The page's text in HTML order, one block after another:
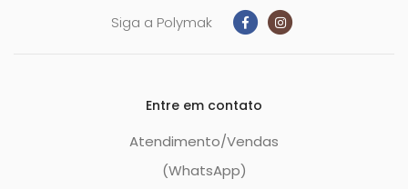
Siga a Polymak
Entre em contato
Atendimento/Vendas
(WhatsApp)